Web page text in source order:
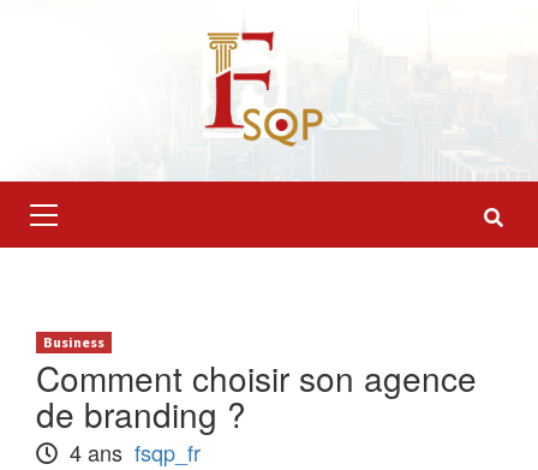
Primary
Menu
Business
Comment choisir son agence
de branding ?
4 ans fsqp_fr